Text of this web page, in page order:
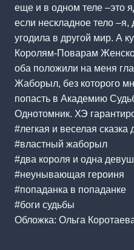
еще и в одном теле –это
если нескладное тело –я,
угодила в другой мир. А
Королям-Поварам
оба положили на меня
Жаборыл, без которого
попасть в Академию
Однотомник. ХЭ
#легкая и веселая сказка
#властный жаборыл
#два короля и одна
#неунывающая героиня
#попаданка в попаданке
#боги судьбы
Обложка: Ольга